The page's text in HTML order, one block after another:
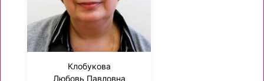
Клобукова
Любовь Павловна